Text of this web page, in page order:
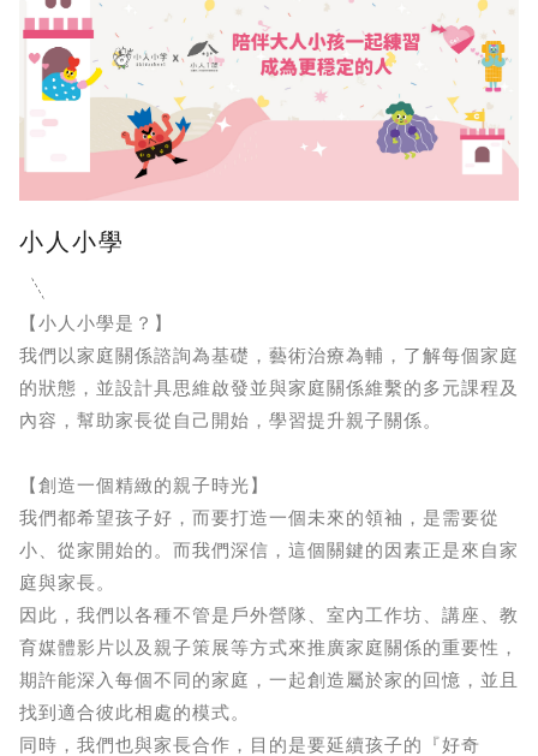
小人小學
【小人小學是？】
我們以家庭關係諮詢為基礎，藝術治療為輔，了解每個家庭
的狀態，並設計具思維啟發並與家庭關係維繫的多元課程及
內容，幫助家長從自己開始，學習提升親子關係。
【創造一個精緻的親子時光】
我們都希望孩子好，而要打造一個未來的領袖，是需要從
小、從家開始的。而我們深信，這個關鍵的因素正是來自家
庭與家長。
因此，我們以各種不管是戶外營隊、室內工作坊、講座、教
育媒體影片以及親子策展等方式來推廣家庭關係的重要性，
期許能深入每個不同的家庭，一起創造屬於家的回憶，並且
找到適合彼此相處的模式。
同時，我們也與家長合作，目的是要延續孩子的『好奇